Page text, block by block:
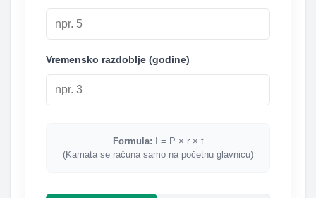
Vremensko razdoblje (godine)
Formula: I = P × r × t
(Kamata se računa samo na početnu glavnicu)